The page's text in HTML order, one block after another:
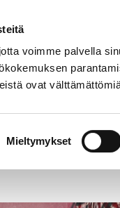
voimme palvella
ovat
Mieltymykset